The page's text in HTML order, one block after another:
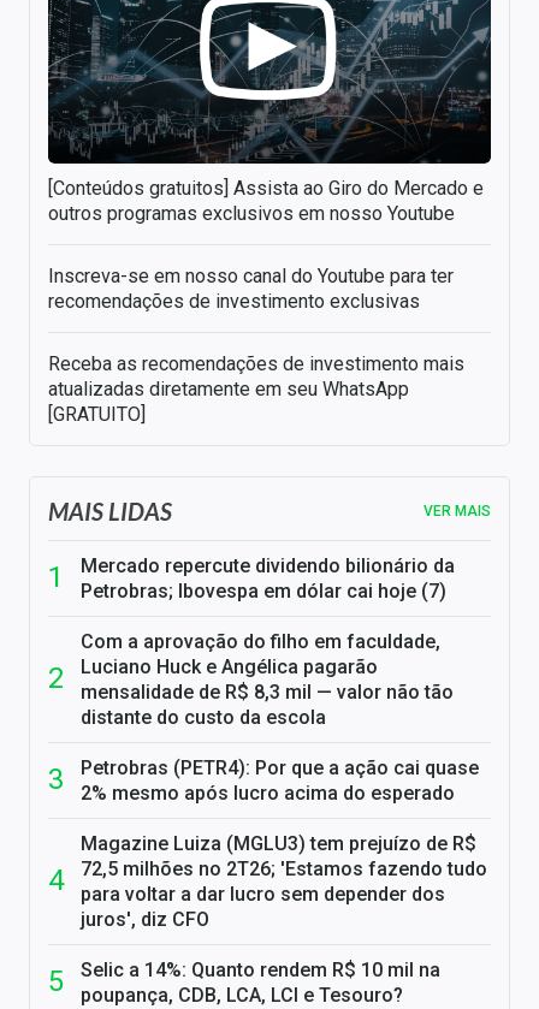
[Conteúdos gratuitos] Assista ao Giro do Mercado e
outros programas exclusivos em nosso Youtube
Inscreva-se em nosso canal do Youtube para ter
recomendações de investimento exclusivas
Receba as recomendações de investimento mais
atualizadas diretamente em seu WhatsApp
[GRATUITO]
MAIS LIDAS VER MAIS
Mercado repercute dividendo bilionário da
Petrobras; Ibovespa em dólar cai hoje (7)
Com a aprovação do filho em faculdade,
Luciano Huck e Angélica pagarão
mensalidade de R$ 8,3 mil — valor não tão
distante do custo da escola
Petrobras (PETR4): Por que a ação cai quase
2% mesmo após lucro acima do esperado
Magazine Luiza (MGLU3) tem prejuízo de R$
72,5 milhões no 2T26; 'Estamos fazendo tudo
para voltar a dar lucro sem depender dos
juros', diz CFO
Selic a 14%: Quanto rendem R$ 10 mil na
poupança, CDB, LCA, LCI e Tesouro?